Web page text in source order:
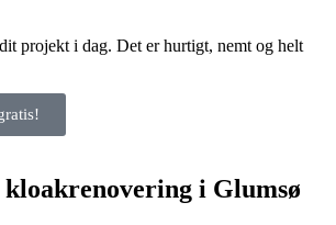
projekt i dag. Det er hurtigt, nemt og helt
i Glumsø